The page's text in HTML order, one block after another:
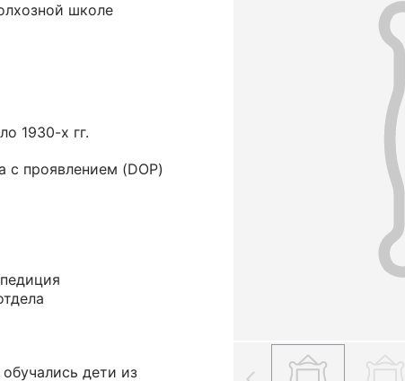
школе
1930-х гг.
с проявлением (DOP)
дети из